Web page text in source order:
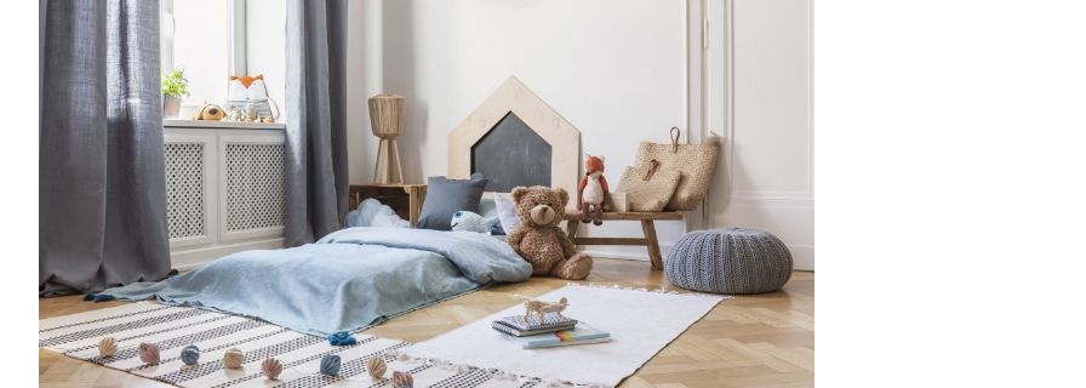
consigli per rendere più semplice l’organizzazione della tua
famiglia, grazie a spunti su genitorialità, crescita, cucina,
creatività, vita lavorativa. Entra anche tu nel mondo delle Royal
Families: la nostra community è grandissima e speciale.Una volta
al mese riceverai consigli per rendere più semplice
l’organizzazione della tua famiglia, grazie a spunti su genitorialità,
crescita, cucina, creatività, vita lavorativa.Entra anche tu nel
mondo delle Royal Families: la nostra community è grandissima
e speciale.Una volta al mese riceverai consigli per rendere più
semplice l’organizzazione della tua famiglia, grazie a spunti su